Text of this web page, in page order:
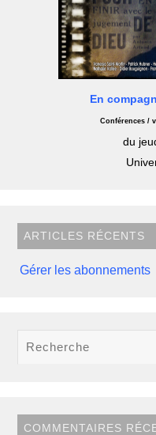
En
Conférences /
du
ARTICLES RÉCENTS
Gérer les abonnements
COMMENTAIRES